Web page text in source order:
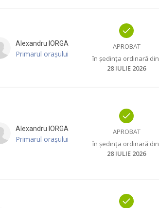
Alexandru IORGA
Primarul orașului
APROBAT
în ședința ordinară din
28 IULIE 2026
Alexandru IORGA
Primarul orașului
APROBAT
în ședința ordinară din
28 IULIE 2026